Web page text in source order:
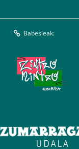
Babesleak: